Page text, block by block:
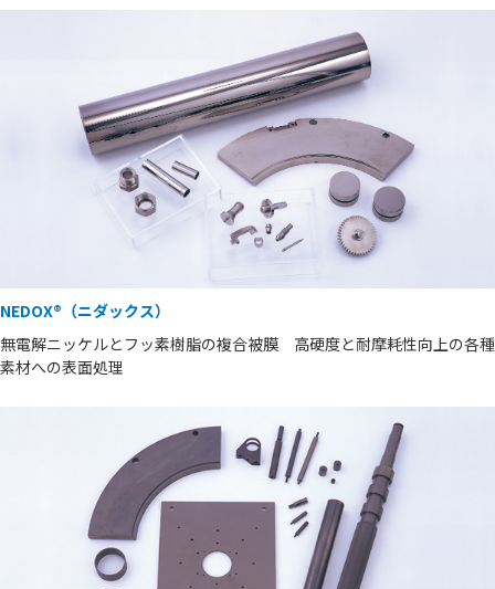
NEDOX®（ニダックス）
無電解ニッケルとフッ素樹脂の複合被膜 高硬度と耐摩耗性向上の各種
素材への表面処理